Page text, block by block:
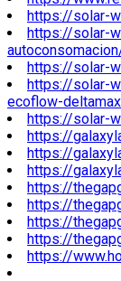
https://solar-
https://solar-
https://solar-
https://solar-
ecoflow-
https://solar-
https://
https://
https://
https://
https://
https://
https://
https://